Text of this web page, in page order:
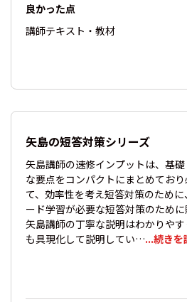
良かった点
講師テキスト・教材
矢島の短答対策シリーズ
矢島講師の速修インプットは、基
な要点をコンパクトにまとめてお
て、効率性を考え短答対策のため
ード学習が必要な短答対策のために
矢島講師の丁寧な説明はわかりや
も具現化して説明してい…...続きを